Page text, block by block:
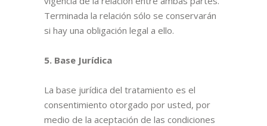
Terminada la relación sólo se conservarán
si hay una obligación legal a ello.
5. Base Jurídica
La base jurídica del tratamiento es el
consentimiento otorgado por usted, por
medio de la aceptación de las condiciones